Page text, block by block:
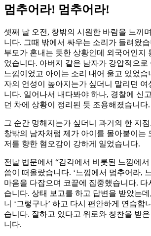
멈추어라! 멈추어라!
셋째 날 오전, 창밖의 시원한 바람을 느끼
니다. 그때 밖에서 싸우는 소리가 들려왔
부모가 혼내는 듯한 상황인데 외국어인지
었습니다. 아버지 같은 남자가 강압적으로
느낌이었고 아이는 소리 내어 울고 있었습
자의 언성이 높아지는가 싶더니 말리던 여
니다. 일어나서 내다봐야 하나, 경찰에 신
던 차에 상황이 정리된 듯 조용해졌습니다.
그 순간 멍해지는가 싶더니 과거의 한 지
창밖의 남자처럼 제가 아이를 몰아붙이는
저를 향한 혐오감이 강하게 일었습니다.
전날 법문에서 “감각에서 비롯된 느낌에
씀이 떠올랐습니다. ‘느낌에서 멈추어라,
마음을 다잡으며 코끝에 집중했습니다.
습니다. 상태 보고를 하고 답변을 받았는데
니 ‘그렇구나’ 하고 다시 편안하게 연습합
습니다. 잘하고 있다고 위로와 칭찬을 받
니다.